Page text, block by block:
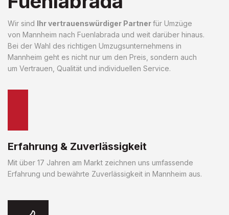
Wir sind Ihr vertrauenswürdiger Partnerfür Umzüge
von Mannheim nach Fuenlabrada und weit darüber hinaus.
Bei der Wahl des richtigen Umzugsunternehmens in
Mannheim geht es nicht nur um den Preis, sondern auch
um Vertrauen, Qualität und individuellen Service.
Erfahrung & Zuverlässigkeit
Mit über 17 Jahren am Markt zeichnen uns umfassende
Erfahrung und bewährte Zuverlässigkeit in Mannheim aus.